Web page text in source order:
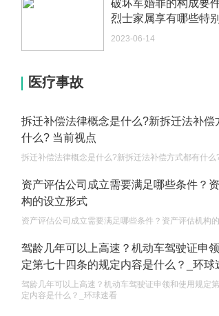
如何续签居住证 我的1月7日到期
关报案？
你好 我需要申请去美国结婚的签证 过程
代理权的产生原因是什么？当我国没有外
的企业委托外贸公司进出口贸易时，相
权利和责任是什么？
单纯的遗产赠要缴税吗？
2023-05-05
破坏军婚罪的构成要
烈士家属享有哪些特
抚恤金如何领取？_观
2023-06-14
医疗事故
拆迁补偿法律概念是什么?新拆迁法补偿
什么? 当前视点
拆迁补偿法律概念是什么?新拆迁法补偿方式都有什么
资产评估公司成立需要满足哪些条件？
构的设立形式
资产评估公司成立需要满足哪些条件？资产评估机构
驾龄几年可以上高速？机动车驾驶证申
定第七十四条的规定内容是什么？_环球
驾龄几年可以上高速？机动车驾驶证申领和使用规定
定内容是什么？_环球速看